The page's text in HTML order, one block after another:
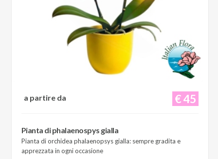
€ 45
a partire da
Pianta di phalaenospys gialla
Pianta di orchidea phalaenopsys gialla: sempre gradita e
apprezzata in ogni occasione